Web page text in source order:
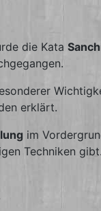
die Kata
erklärt.
im
Techniken